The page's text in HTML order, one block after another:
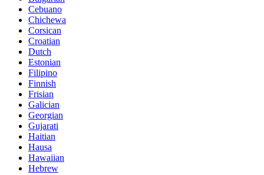
Cebuano
Chichewa
Corsican
Croatian
Dutch
Estonian
Filipino
Finnish
Frisian
Galician
Georgian
Gujarati
Haitian
Hausa
Hawaiian
Hebrew